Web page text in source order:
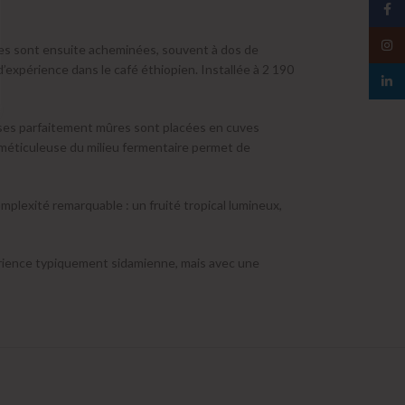
sont ensuite acheminées, souvent à dos de
dans le café éthiopien. Installée à 2 190
parfaitement mûres sont placées en cuves
du milieu fermentaire permet de
remarquable : un fruité tropical lumineux,
typiquement sidamienne, mais avec une